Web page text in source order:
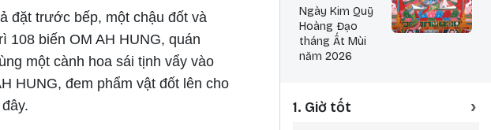
đặt trước bếp, một chậu đốt và
108 biến OM AH HUNG, quán
một cành hoa sái tịnh vẩy vào
HUNG, đem phẩm vật đốt lên cho
Ngày Kim Quỹ
Hoàng Đạo
tháng Ất Mùi
năm 2026
1. Giờ tốt ›